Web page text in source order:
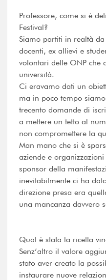
Professore, come si è
Festival?
Siamo partiti in realtà
docenti, ex allievi e
volontari delle ONP che
università.
Ci eravamo dati un
ma in poco tempo
trecento domande di
a mettere un tetto al
non compromettere la
Man mano che si è
aziende e
sponsor della
inevitabilmente ci ha
direzione presa era
una mancanza davvero
Qual è stata la ricetta
Senz’altro il valore
stato aver creato la
instaurare nuove